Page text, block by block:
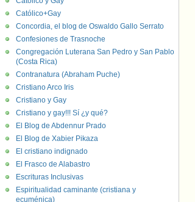
Católico+Gay
Concordia, el blog de Oswaldo Gallo Serrato
Confesiones de Trasnoche
Congregación Luterana San Pedro y San Pablo
(Costa Rica)
Contranatura (Abraham Puche)
Cristiano Arco Iris
Cristiano y Gay
Cristiano y gay!!! Sí ¿y qué?
El Blog de Abdennur Prado
El Blog de Xabier Pikaza
El cristiano indignado
El Frasco de Alabastro
Escrituras Inclusivas
Espiritualidad caminante (cristiana y
ecuménica)